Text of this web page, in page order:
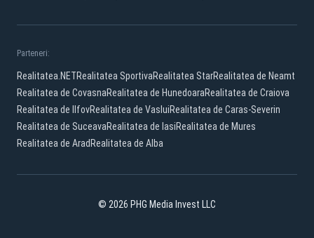
Parteneri:
Realitatea.NETRealitatea SportivaRealitatea StarRealitatea de Neamt
Realitatea de CovasnaRealitatea de HunedoaraRealitatea de Craiova
Realitatea de IlfovRealitatea de VasluiRealitatea de Caras-Severin
Realitatea de SuceavaRealitatea de IasiRealitatea de Mures
Realitatea de Arad Realitatea de Alba
© 2026 PHG Media Invest LLC